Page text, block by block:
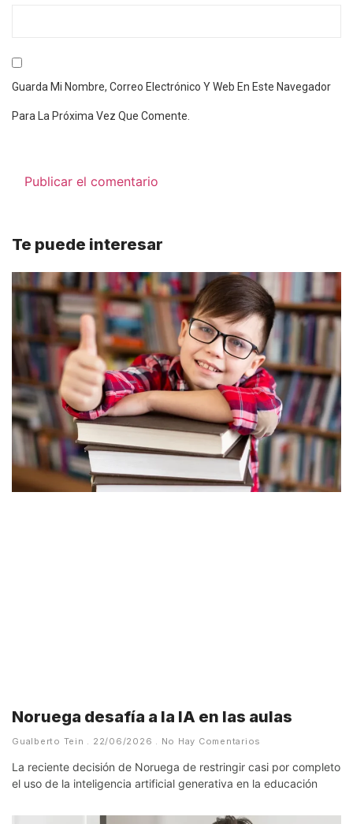
Guarda Mi Nombre, Correo Electrónico Y Web En Este Navegador
Para La Próxima Vez Que Comente.
Te puede interesar
Noruega desafía a la IA en las aulas
Gualberto Tein 22/06/2026 No Hay Comentarios
La reciente decisión de Noruega de restringir casi por completo
el uso de la inteligencia artificial generativa en la educación